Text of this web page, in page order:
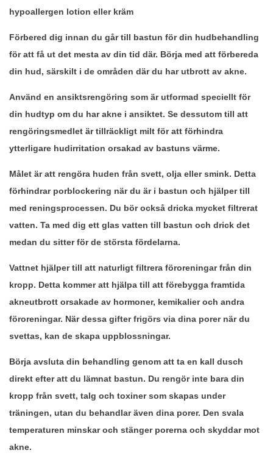
hypoallergen lotion eller kräm
Förbered dig innan du går till bastun för din hudbehandling
för att få ut det mesta av din tid där. Börja med att förbereda
din hud, särskilt i de områden där du har utbrott av akne.
Använd en ansiktsrengöring som är utformad speciellt för
din hudtyp om du har akne i ansiktet. Se dessutom till att
rengöringsmedlet är tillräckligt milt för att förhindra
ytterligare hudirritation orsakad av bastuns värme.
Målet är att rengöra huden från svett, olja eller smink. Detta
förhindrar porblockering när du är i bastun och hjälper till
med reningsprocessen. Du bör också dricka mycket filtrerat
vatten. Ta med dig ett glas vatten till bastun och drick det
medan du sitter för de största fördelarna.
Vattnet hjälper till att naturligt filtrera föroreningar från din
kropp. Detta kommer att hjälpa till att förebygga framtida
akneutbrott orsakade av hormoner, kemikalier och andra
föroreningar. När dessa gifter frigörs via dina porer när du
svettas, kan de skapa uppblossningar.
Börja avsluta din behandling genom att ta en kall dusch
direkt efter att du lämnat bastun. Du rengör inte bara din
kropp från svett, talg och toxiner som skapas under
träningen, utan du behandlar även dina porer. Den svala
temperaturen minskar och stänger porerna och skyddar mot
akne.